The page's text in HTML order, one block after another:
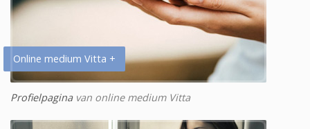
Online medium Vitta +
Profielpaginavan online medium Vitta